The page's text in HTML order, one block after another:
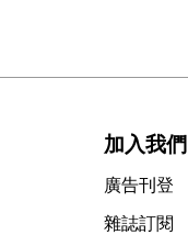
加入我們
廣告刊登
雜誌訂閱